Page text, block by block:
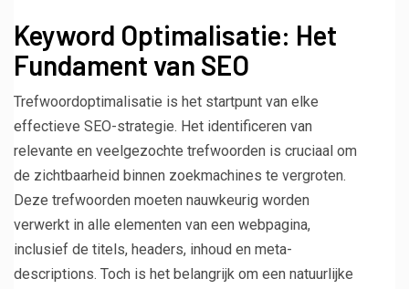
Keyword Optimalisatie: Het
Fundament van SEO
Trefwoordoptimalisatie is het startpunt van elke
effectieve SEO-strategie. Het identificeren van
relevante en veelgezochte trefwoorden is cruciaal om
de zichtbaarheid binnen zoekmachines te vergroten.
Deze trefwoorden moeten nauwkeurig worden
verwerkt in alle elementen van een webpagina,
inclusief de titels, headers, inhoud en meta-
descriptions. Toch is het belangrijk om een natuurlijke